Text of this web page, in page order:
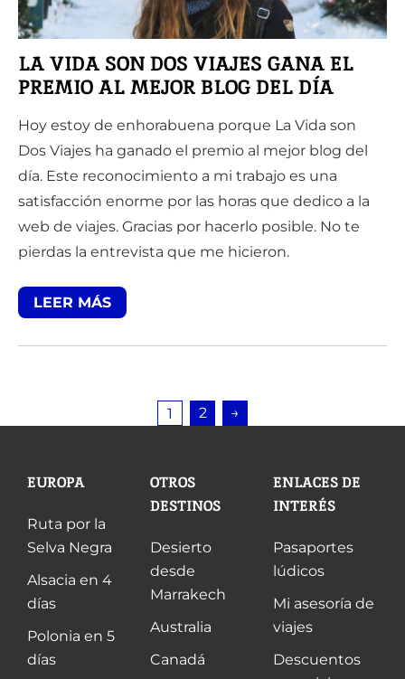
LA VIDA SON DOS VIAJES GANA EL
PREMIO AL MEJOR BLOG DEL DÍA
Hoy estoy de enhorabuena porque La Vida son
Dos Viajes ha ganado el premio al mejor blog del
día. Este reconocimiento a mi trabajo es una
satisfacción enorme por las horas que dedico a la
web de viajes. Gracias por hacerlo posible. No te
pierdas la entrevista que me hicieron.
LEER MÁS
1 2 →
EUROPA
Ruta por la
Selva Negra
Alsacia en 4
días
Polonia en 5
días
OTROS
DESTINOS
Desierto
desde
Marrakech
Australia
Canadá
ENLACES DE
INTERÉS
Pasaportes
lúdicos
Mi asesoría de
viajes
Descuentos